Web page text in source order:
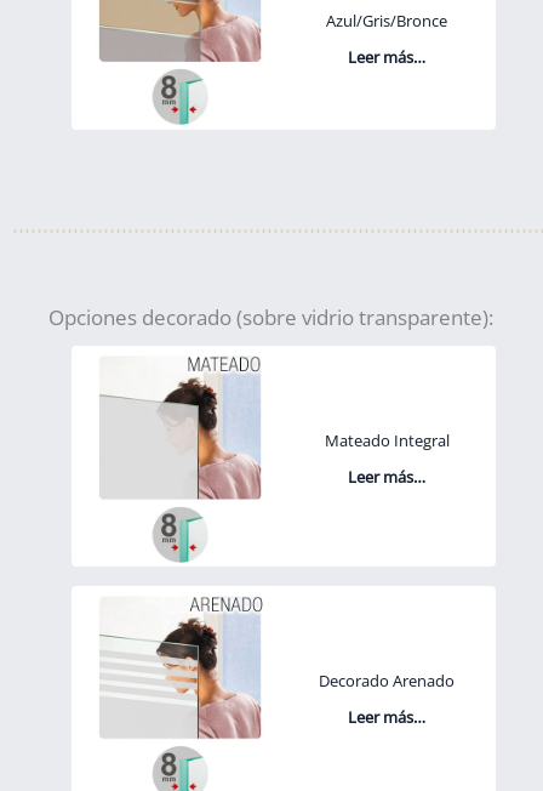
Azul/Gris/Bronce
Leer más…
Opciones decorado (sobre vidrio transparente):
Mateado Integral
Leer más…
Decorado Arenado
Leer más…